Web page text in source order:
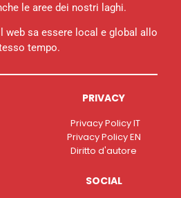
le aree dei nostri laghi.
web sa essere local e global allo
tempo.
PRIVACY
Privacy Policy IT
Privacy Policy EN
Diritto d'autore
SOCIAL